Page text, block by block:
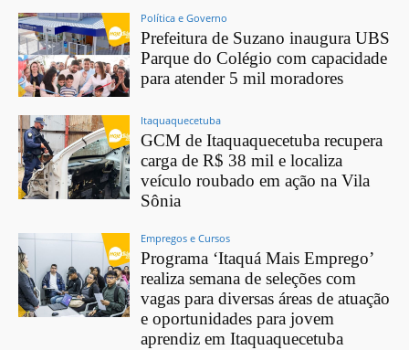
Política e Governo
Prefeitura de Suzano inaugura UBS
Parque do Colégio com capacidade
para atender 5 mil moradores
Itaquaquecetuba
GCM de Itaquaquecetuba recupera
carga de R$ 38 mil e localiza
veículo roubado em ação na Vila
Sônia
Empregos e Cursos
Programa ‘Itaquá Mais Emprego’
realiza semana de seleções com
vagas para diversas áreas de atuação
e oportunidades para jovem
aprendiz em Itaquaquecetuba